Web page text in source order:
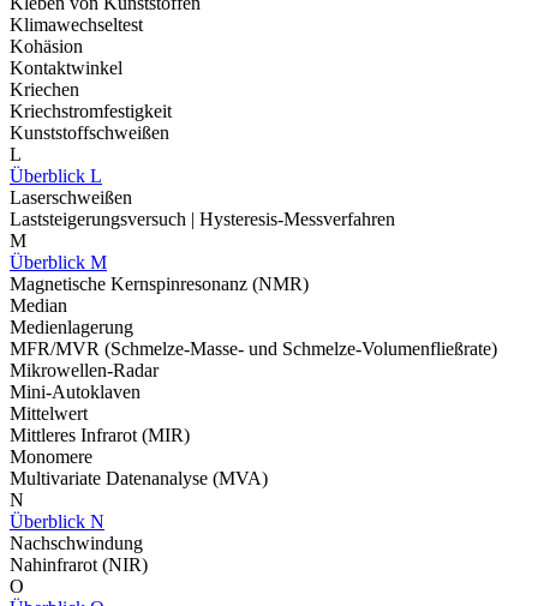
Klimawechseltest
Kohäsion
Kontaktwinkel
Kriechen
Kriechstromfestigkeit
Kunststoffschweißen
L
Überblick L
Laserschweißen
Laststeigerungsversuch | Hysteresis-Messverfahren
M
Überblick M
Magnetische Kernspinresonanz (NMR)
Median
Medienlagerung
MFR/MVR (Schmelze-Masse- und Schmelze-Volumenfließrate)
Mikrowellen-Radar
Mini-Autoklaven
Mittelwert
Mittleres Infrarot (MIR)
Monomere
Multivariate Datenanalyse (MVA)
N
Überblick N
Nachschwindung
Nahinfrarot (NIR)
O